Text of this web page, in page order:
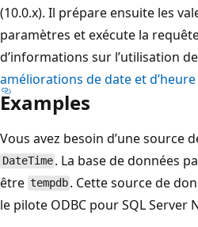
(10.0.x). Il prépare ensuite les
paramètres et exécute la
d’informations sur l’utilisation
améliorations de date et d’heure
Examples
Vous avez besoin d’une source
DateTime . La base de données
être tempdb . Cette source de
le pilote ODBC pour SQL Server